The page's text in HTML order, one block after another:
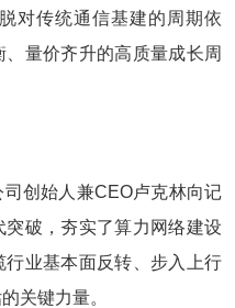
对传统通信基建的周期依
量价齐升的高质量成长周
创始人兼CEO卢克林向记
破，夯实了算力网络建设
业基本面反转、步入上行
关键力量。